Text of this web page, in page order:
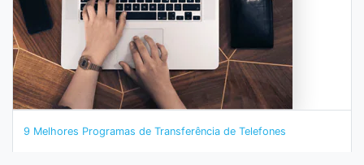
9 Melhores Programas de Transferência de Telefones